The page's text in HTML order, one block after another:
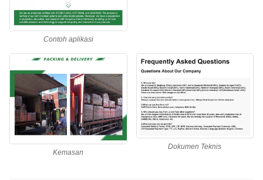
Contoh aplikasi
Kemasan
Dokumen Teknis